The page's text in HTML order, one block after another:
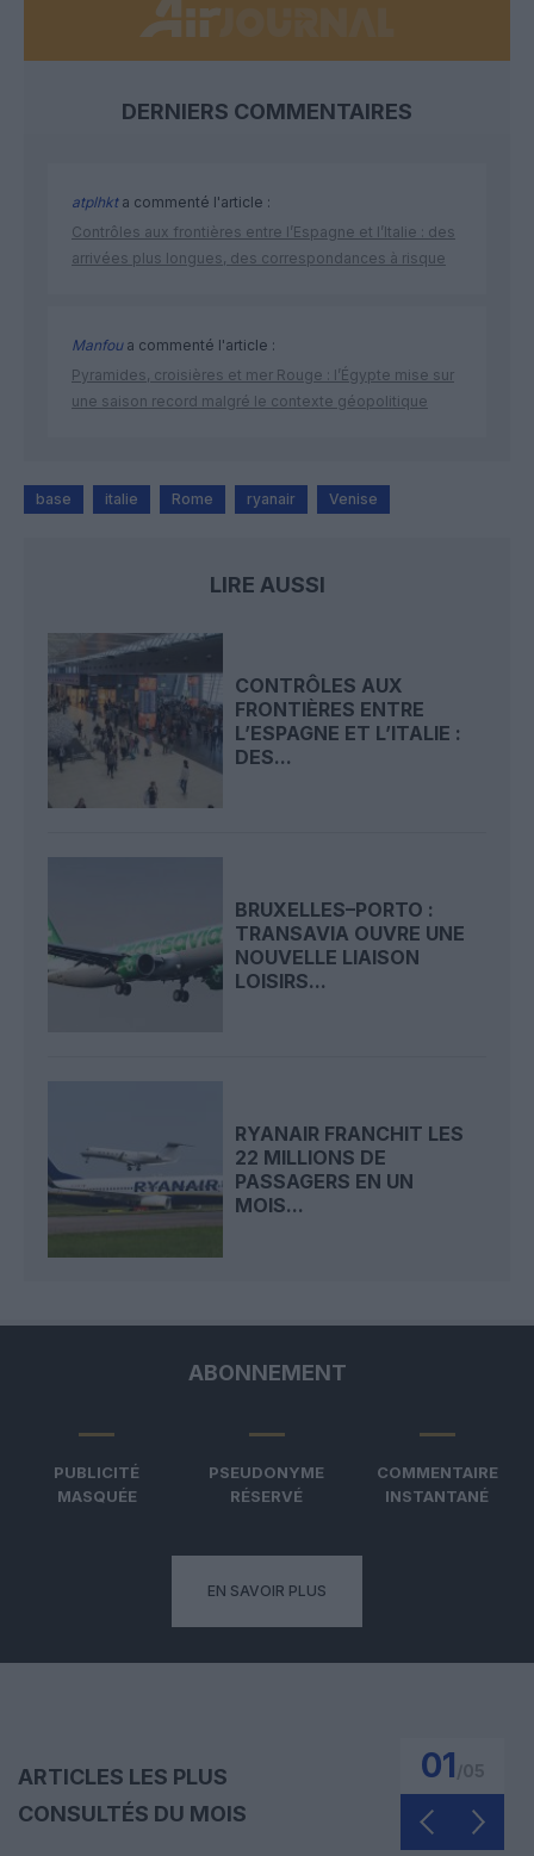
DERNIERS COMMENTAIRES
atplhkta commenté l'article :
Contrôles aux frontières entre l’Espagne et l’Italie : des
arrivées plus longues, des correspondances à risque
Manfoua commenté l'article :
Pyramides, croisières et mer Rouge : l’Égypte mise sur
une saison record malgré le contexte géopolitique
base italie Rome ryanair Venise
LIRE AUSSI
CONTRÔLES AUX
FRONTIÈRES ENTRE
L’ESPAGNE ET L’ITALIE :
DES...
BRUXELLES–PORTO :
TRANSAVIA OUVRE UNE
NOUVELLE LIAISON
LOISIRS...
RYANAIR FRANCHIT LES
22 MILLIONS DE
PASSAGERS EN UN
MOIS...
ABONNEMENT
PUBLICITÉ
MASQUÉE
PSEUDONYME
RÉSERVÉ
COMMENTAIRE
INSTANTANÉ
EN SAVOIR PLUS
ARTICLES LES PLUS
CONSULTÉS DU MOIS
01